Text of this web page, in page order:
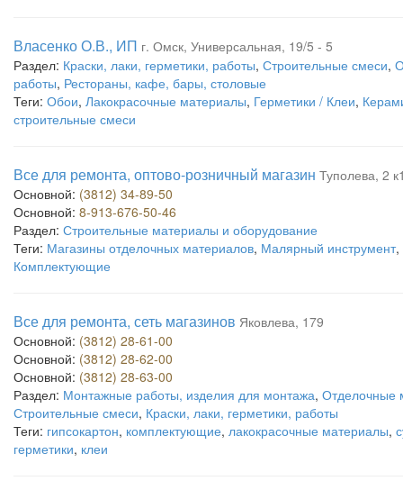
Власенко О.В., ИП г. Омск, Универсальная, 19/5 - 5
Раздел: Краски, лаки, герметики, работы, Строительные смеси,
работы, Рестораны, кафе, бары, столовые
Теги: Обои, Лакокрасочные материалы, Герметики / Клеи,
строительные смеси
Все для ремонта, оптово-розничный магазин Туполева, 2
Основной: (3812) 34-89-50
Основной: 8-913-676-50-46
Раздел: Строительные материалы и оборудование
Теги: Магазины отделочных материалов, Малярный инструмент,
Комплектующие
Все для ремонта, сеть магазинов Яковлева, 179
Основной: (3812) 28-61-00
Основной: (3812) 28-62-00
Основной: (3812) 28-63-00
Раздел: Монтажные работы, изделия для монтажа, Отделочные
Строительные смеси, Краски, лаки, герметики, работы
Теги: гипсокартон, комплектующие, лакокрасочные материалы,
герметики, клеи